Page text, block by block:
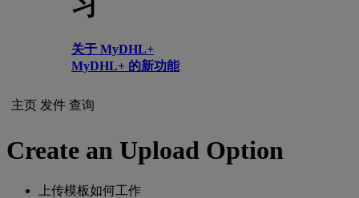
习
关于 MyDHL+
MyDHL+ 的新功能
主页 发件 查询
Create an Upload Option
上传模板如何工作